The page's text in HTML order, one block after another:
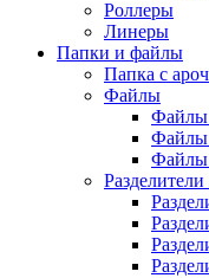
Роллеры
Линеры
Папки и файлы
Папка с
Файлы
Файлы
Файлы
Файлы
Разделители